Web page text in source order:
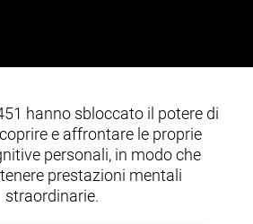
hanno sbloccato il potere di
e affrontare le proprie
personali, in modo che
prestazioni mentali
straordinarie.